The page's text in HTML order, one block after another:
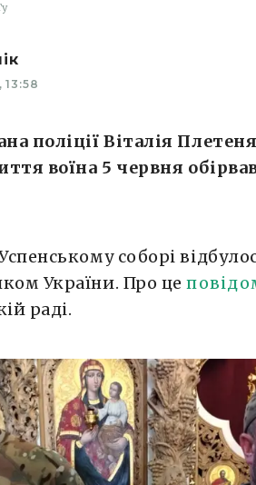
поліції Віталія
воїна 5 червня
соборі
України. Про це
раді.